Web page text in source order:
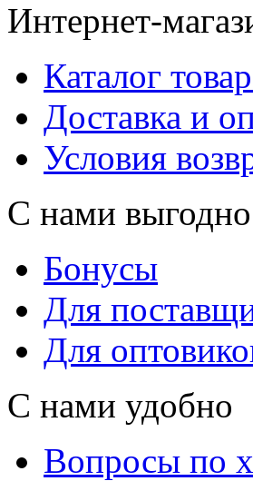
Интернет-
Каталог
Доставка и
Условия
С нами выгодно
Бонусы
Для
Для
С нами удобно
Вопросы по